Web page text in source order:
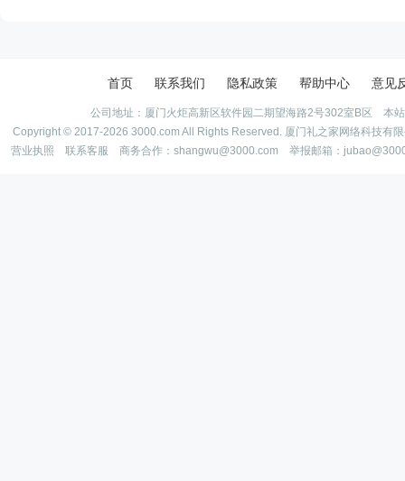
首页 联系我们 隐私政策 帮助中心 意见
公司地址：厦门火炬高新区软件园二期望海路2号302室B区 本
Copyright © 2017-2026 3000.com All Rights Reserved. 厦门礼之家网络科技有
营业执照
联系客服 商务合作：shangwu@3000.com 举报邮箱：